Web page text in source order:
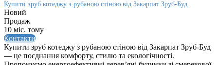
Купити зруб котеджу з рубаною стіною від Закарпат Зруб-Буд
Новий
Продаж
10 міс. тому
Контакти
Купити зруб котеджу з рубаною стіною від Закарпат Зруб-Буд
— це поєднання комфорту, стилю та екологічності.